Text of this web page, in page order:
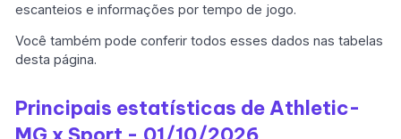
escanteios e informações por tempo de jogo.
Você também pode conferir todos esses dados nas tabelas
desta página.
Principais estatísticas de Athletic-